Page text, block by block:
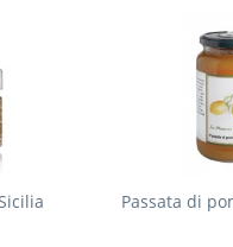
Passata di